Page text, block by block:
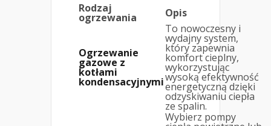
Rodzaj
ogrzewania Opis
Ogrzewanie
gazowe z
kotłami
kondensacyjnymi
To nowoczesny i
wydajny system,
który zapewnia
komfort cieplny,
wykorzystując
wysoką efektywność
energetyczną dzięki
odzyskiwaniu ciepła
ze spalin.
Wybierz pompy